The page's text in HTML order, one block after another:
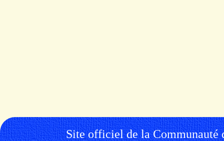
Site officiel de la Communauté